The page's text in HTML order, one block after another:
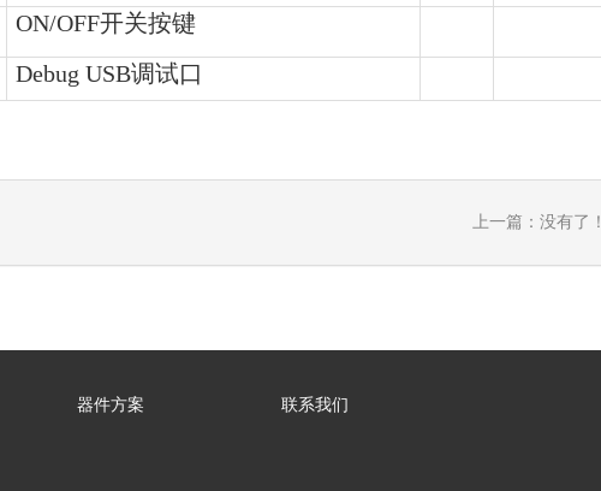
ON/OFF开关按键
Debug USB调试口
上一篇：没有了！
器件方案 联系我们